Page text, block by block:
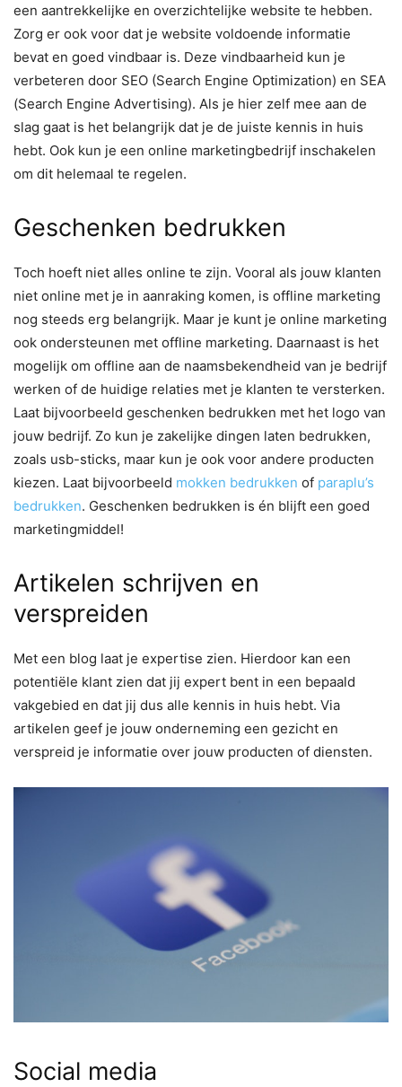
een aantrekkelijke en overzichtelijke website te hebben.
Zorg er ook voor dat je website voldoende informatie
bevat en goed vindbaar is. Deze vindbaarheid kun je
verbeteren door SEO (Search Engine Optimization) en SEA
(Search Engine Advertising). Als je hier zelf mee aan de
slag gaat is het belangrijk dat je de juiste kennis in huis
hebt. Ook kun je een online marketingbedrijf inschakelen
om dit helemaal te regelen.
Geschenken bedrukken
Toch hoeft niet alles online te zijn. Vooral als jouw klanten
niet online met je in aanraking komen, is offline marketing
nog steeds erg belangrijk. Maar je kunt je online marketing
ook ondersteunen met offline marketing. Daarnaast is het
mogelijk om offline aan de naamsbekendheid van je bedrijf
werken of de huidige relaties met je klanten te versterken.
Laat bijvoorbeeld geschenken bedrukken met het logo van
jouw bedrijf. Zo kun je zakelijke dingen laten bedrukken,
zoals usb-sticks, maar kun je ook voor andere producten
kiezen. Laat bijvoorbeeld mokken bedrukken of paraplu’s
bedrukken. Geschenken bedrukken is én blijft een goed
marketingmiddel!
Artikelen schrijven en
verspreiden
Met een blog laat je expertise zien. Hierdoor kan een
potentiële klant zien dat jij expert bent in een bepaald
vakgebied en dat jij dus alle kennis in huis hebt. Via
artikelen geef je jouw onderneming een gezicht en
verspreid je informatie over jouw producten of diensten.
Social media